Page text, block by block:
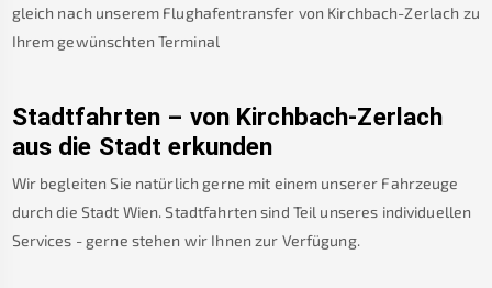
gleich nach unserem Flughafentransfer von Kirchbach-Zerlach zu
Ihrem gewünschten Terminal
Stadtfahrten – von Kirchbach-Zerlach
aus die Stadt erkunden
Wir begleiten Sie natürlich gerne mit einem unserer Fahrzeuge
durch die Stadt Wien. Stadtfahrten sind Teil unseres individuellen
Services - gerne stehen wir Ihnen zur Verfügung.